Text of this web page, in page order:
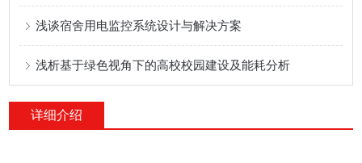
浅谈宿舍用电监控系统设计与解决方案
浅析基于绿色视角下的高校校园建设及能耗分析
详细介绍